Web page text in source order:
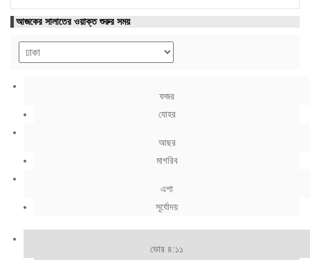
আজকের সালাতের ওয়াক্ত শুরুর সময়
ফজর
যোহর
আছর
মাগরিব
এশা
সূর্যোদয়
ভোর ৪:১১